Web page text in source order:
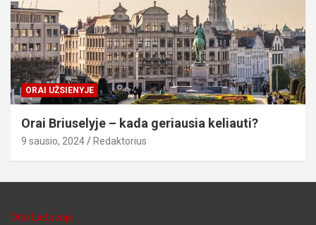
ORAI UŽSIENYJE
Orai Briuselyje – kada geriausia keliauti?
9 sausio, 2024 Redaktorius
Orai Lietuvoje